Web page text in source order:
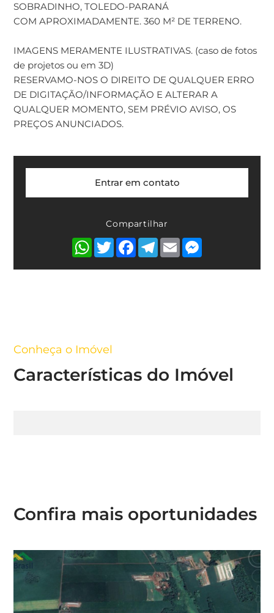
SOBRADINHO, TOLEDO-PARANÁ
COM APROXIMADAMENTE. 360 M² DE TERRENO.
IMAGENS MERAMENTE ILUSTRATIVAS. (caso de fotos
de projetos ou em 3D)
RESERVAMO-NOS O DIREITO DE QUALQUER ERRO
DE DIGITAÇÃO/INFORMAÇÃO E ALTERAR A
QUALQUER MOMENTO, SEM PRÉVIO AVISO, OS
PREÇOS ANUNCIADOS.
Entrar em contato
Compartilhar
WhatsApp
TwitterFacebook
Telegram
Email
Conheça o Imóvel
Características do Imóvel
Confira mais oportunidades